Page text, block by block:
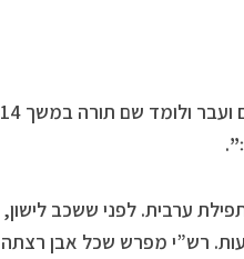
בגיל 63 יוצא יעקב מבית הוריו לכיוון חרן. הוא עוצר בבית המדרש של שם ועבר ולומד שם תורה במשך 14
.
ערבית. לפני ששכב לישון,
רש”י מפרש שכל אבן רצתה